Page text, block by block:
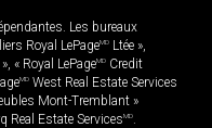
Les bureaux
Royal LePageMD Ltée »,
», « Royal LePageMD Credit
MD West Real Estate Services
Mont-Tremblant »
Real Estate ServicesMD.